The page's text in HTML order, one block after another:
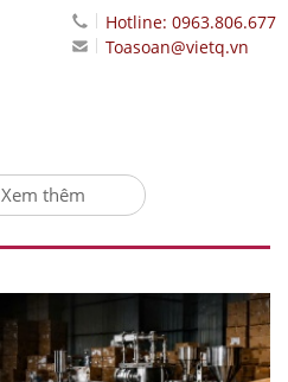
Hotline: 0963.806.677
Toasoan@vietq.vn
Xem thêm